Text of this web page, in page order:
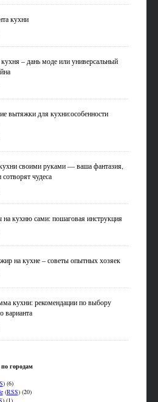
кухни
– дань моде или универсальный
вытяжки для кухни:особенности
своими руками — ваша фантазия,
чудеса
кухню сами: пошаговая инструкция
на кухне – советы опытных хозяек
кухни: рекомендации по выбору
варианта
городам
) (6)
(RSS) (20)
) (1)